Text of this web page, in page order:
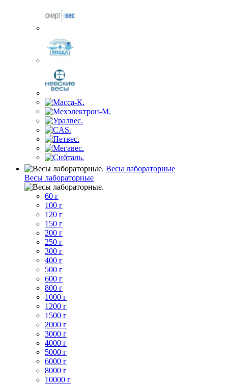
Весы лабораторные
Весы лабораторные
60 г
100 г
120 г
150 г
200 г
250 г
300 г
400 г
500 г
600 г
800 г
1000 г
1200 г
1500 г
2000 г
3000 г
4000 г
5000 г
6000 г
8000 г
10000 г